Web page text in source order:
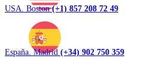
USA. Boston(+1) 857 208 72 49
España. Madrid (+34) 902 750 359